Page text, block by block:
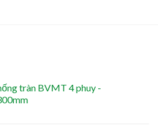
tràn BVMT 4 phuy -